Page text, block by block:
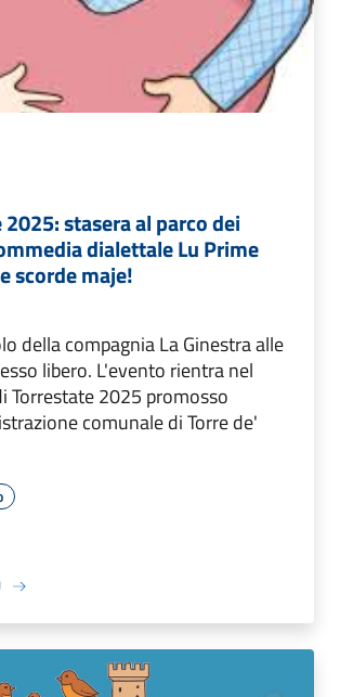
stasera al parco dei
dialettale Lu Prime
scorde maje!
della compagnia La Ginestra alle
libero. L'evento rientra nel
Torrestate 2025 promosso
comunale di Torre de'